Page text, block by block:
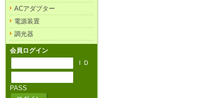
ACアダプター
電源装置
調光器
会員ログイン
ＩＤ
PASS